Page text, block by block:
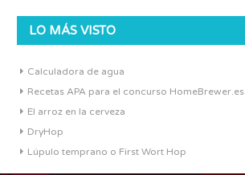
LO MÁS VISTO
Calculadora de agua
Recetas APA para el concurso HomeBrewer.es
El arroz en la cerveza
DryHop
Lúpulo temprano o First Wort Hop